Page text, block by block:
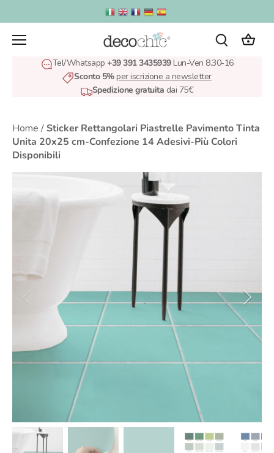
al
contenuto
Tel/Whatsapp +39 391 3435939Lun-Ven 8.30-16
Sconto 5%per iscrizione a newsletter
Spedizione gratuita dai 75€
Home / Sticker Rettangolari Piastrelle Pavimento Tinta
Unita 20x25 cm-Confezione 14 Adesivi-Più Colori
Disponibili